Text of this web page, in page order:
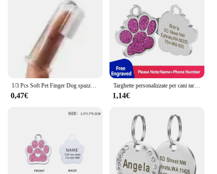
1/3 Pcs Soft Pet Finger Dog spazzolino da denti spazzola per cani alitosi tartaro strumento per denti accessori per cani forniture per la pulizia prodotti per animali domestici
0,47€
Targhette personalizzate per cani targhette identificative medaglietta per cani targhetta per cani personalizzata incisa collare per cani per gatti targhetta per cani targhetta per animali domestici
1,14€